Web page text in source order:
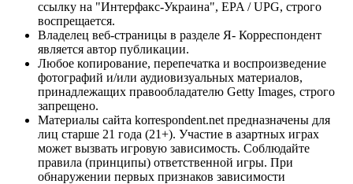
ссылку на "Интерфакс-Украина", EPA / UPG, строго
воспрещается.
Владелец веб-страницы в разделе Я- Корреспондент
является автор публикации.
Любое копирование, перепечатка и воспроизведение
фотографий и/или аудиовизуальных материалов,
принадлежащих правообладателю Getty Images, строго
запрещено.
Материалы сайта korrespondent.net предназначены для
лиц старше 21 года (21+). Участие в азартных играх
может вызвать игровую зависимость. Соблюдайте
правила (принципы) ответственной игры. При
обнаружении первых признаков зависимости